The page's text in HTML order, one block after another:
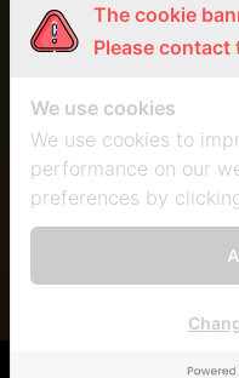
(กม.4.5) ซ.บางนา-ตราด
10540
+66 2 751 5269
+666 5056 4598 ,
+66 2 751 5259
spm2011@speed-
©Copyright
The cookie
Please contact
We use cookies
We use cookies to
performance on our
preferences by